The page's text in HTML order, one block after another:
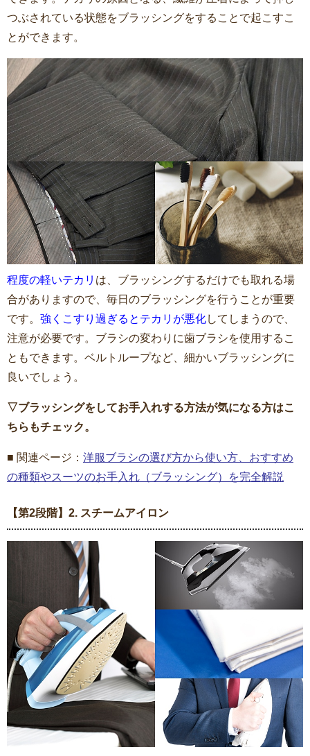
つぶされている状態をブラッシングをすることで起こすこ
とができます。
程度の軽いテカリ は、ブラッシングするだけでも取れる場
合がありますので、毎日のブラッシングを行うことが重要
です。 強くこすり過ぎるとテカリが悪化してしまうので、
注意が必要です。ブラシの変わりに歯ブラシを使用するこ
ともできます。ベルトループなど、細かいブラッシングに
良いでしょう。
▽ブラッシングをしてお手入れする方法が気になる方はこ
ちらもチェック。
■ 関連ページ： 洋服ブラシの選び方から使い方、おすすめ
の種類やスーツのお手入れ（ブラッシング）を完全解説
【第2段階】2. スチームアイロン